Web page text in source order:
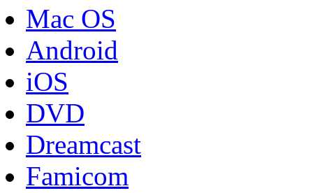
Mac OS
Android
iOS
DVD
Dreamcast
Famicom